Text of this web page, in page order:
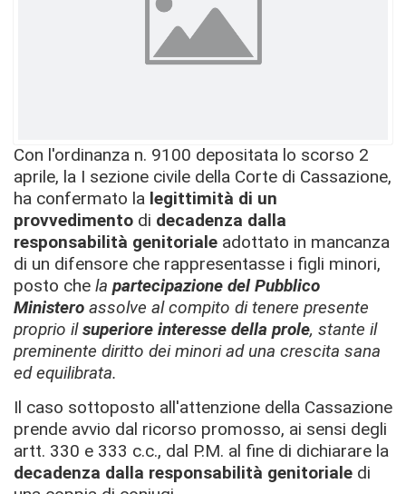
Con l'ordinanza n. 9100 depositata lo scorso 2
aprile, la I sezione civile della Corte di Cassazione,
ha confermato la legittimità di un
provvedimento di decadenza dalla
responsabilità genitoriale adottato in mancanza
di un difensore che rappresentasse i figli minori,
posto che la partecipazione del Pubblico
Ministero assolve al compito di tenere presente
proprio ilsuperiore interesse della prole, stante il
preminente diritto dei minori ad una crescita sana
ed equilibrata.
Il caso sottoposto all'attenzione della Cassazione
prende avvio dal ricorso promosso, ai sensi degli
artt. 330 e 333 c.c., dal P.M. al fine di dichiarare la
decadenza dalla responsabilità genitoriale di